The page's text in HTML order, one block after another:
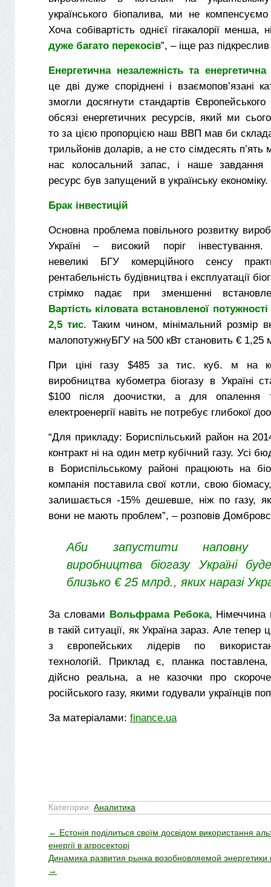
українського біопалива, ми не компенсуємо
Хоча собівартість однієї гігакалорії менша,
дуже багато перекосів”, – іще раз
Енергетична незалежність та енергетична
це дві дуже споріднені і взаємопов’язані
змогли досягнути стандартів
обсязі енергетичних ресурсів, який ми
то за цією пропорцією наш ВВП мав би
трильйонів доларів, а не сто сімдесять п’ять
нас колосальний запас, і наше завдання
ресурс був запущений в українську економіку.
Брак інвестицій
Основна проблема повільного розвитку
Україні – високий поріг
невеликі БГУ комерційного сенсу
рентабельність будівництва і експлуатації
стрімко падає при зменшенні
Вартість кіловата встановленої
2,5 тис. Таким чином, мінімальний розмір
малопотужнуБГУ на 500 кВт становить € 1,25
При ціні газу $485 за тис. куб. м на
виробництва кубометра біогазу в Україні
$100 після доочистки, а для опалення
електроенергії навіть не потребує глибокої
“Для прикладу: Бориспільський район на
контракт ні на один метр кубічний газу. Усі
в Бориспільському районі працюють на
компанія поставила свої котли, свою
залишається -15% дешевше, ніж по газу,
вони не мають проблем”, – розповів
Аби запустити наповну
виробництва біогазу Україні
близько € 25 млрд., яких наразі
За словами Вольфрама Ребока, Німеччина
в такій ситуації, як Україна зараз. Але тепер
з європейських лідерів по
технологій. Приклад є, планка
дійсно реальна, а не казочки про
російського газу, якими годували українців
За матеріалами: finance.ua
Категории: Аналитика
← Естонія поділиться своїм досвідом використання
енергії в агросекторі
Динамика развития рынка возобновляемой энергетики
→